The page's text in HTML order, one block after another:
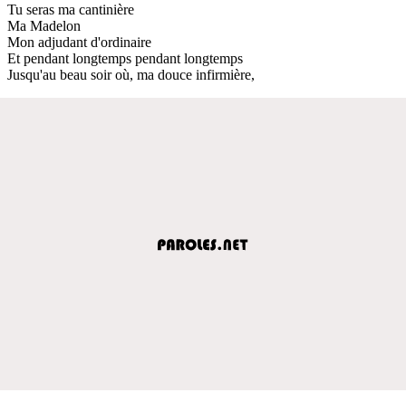
Tu seras ma cantinière
Ma Madelon
Mon adjudant d'ordinaire
Et pendant longtemps pendant longtemps
Jusqu'au beau soir où, ma douce infirmière,